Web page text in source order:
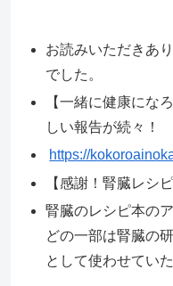
お読みいただきあ
でした。
【一緒に健康にな
しい報告が続々！
https://
【感謝！腎臓レシ
腎臓のレシピ本の
どの一部は腎臓の
として使わせてい